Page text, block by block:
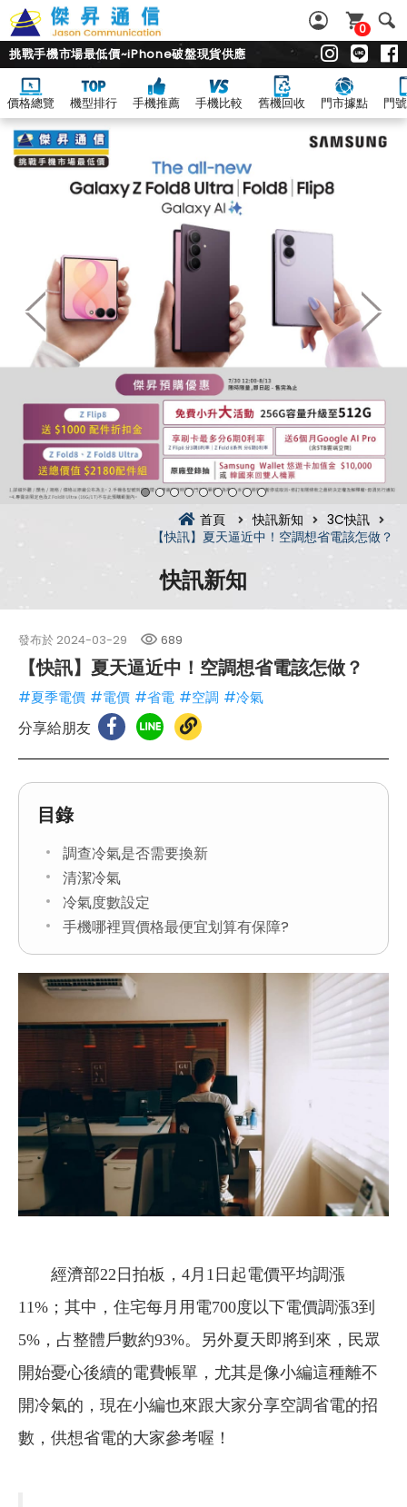
0
挑戰手機市場最低價~iPhone破盤現貨供應
價格總覽 機型排行 手機推薦 手機比較 舊機回收 門市據點 門
首頁 快訊新知
3C快訊
【快訊】夏天逼近中！空調想省電該怎做？
快訊新知
發布於 2024-03-29 689
【快訊】夏天逼近中！空調想省電該怎做？
#夏季電價 #電價 #省電 #空調 #冷氣
分享給朋友
目錄
調查冷氣是否需要換新
清潔冷氣
冷氣度數設定
手機哪裡買價格最便宜划算有保障?
經濟部22日拍板，4月1日起電價平均調漲
11%；其中，住宅每月用電700度以下電價調漲3到
5%，占整體戶數約93%。另外夏天即將到來，民眾
開始憂心後續的電費帳單，尤其是像小編這種離不
開冷氣的，現在小編也來跟大家分享空調省電的招
數，供想省電的大家參考喔！